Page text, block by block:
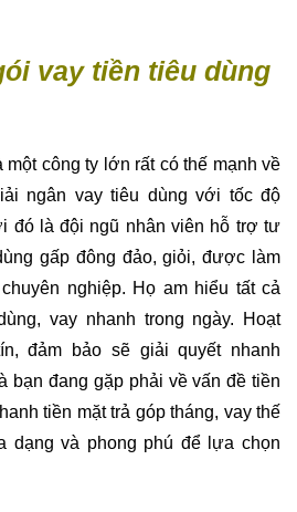
vay tiền tiêu dùng
một công ty lớn rất có thế mạnh về
ngân vay tiêu dùng với tốc độ
đó là đội ngũ nhân viên hỗ trợ tư
gấp đông đảo, giỏi, được làm
nghiệp. Họ am hiểu tất cả
vay nhanh trong ngày. Hoạt
đảm bảo sẽ giải quyết nhanh
bạn đang gặp phải về vấn đề tiền
tiền mặt trả góp tháng, vay thế
dạng và phong phú để lựa chọn